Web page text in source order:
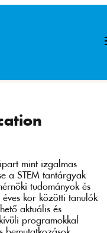
mint izgalmas
a STEM tantárgyak
tudományok és
éves kor közötti tanulók
aktuális és
programokkal